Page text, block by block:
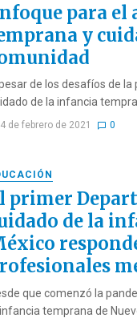
para el
y
de los desafíos de
de la infancia
4 de febrero de 2021 0
primer
de la
que comenzó la
temprana de